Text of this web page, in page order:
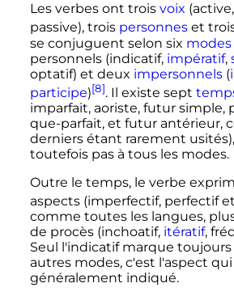
Les verbes ont trois voix
passive), trois personneset
se conjuguent selon six modes
personnels (indicatif, impératif,
optatif) et deux impersonnels(
participe)[8]. Il existe sept
imparfait, aoriste, futur simple,
que-parfait, et futur antérieur,
derniers étant rarement
toutefois pas à tous les modes.
Outre le temps, le verbe
aspects (imperfectif, perfectif
comme toutes les langues,
de procès (inchoatif, itératif,
Seul l'indicatif marque
autres modes, c'est l'aspect
généralement indiqué.